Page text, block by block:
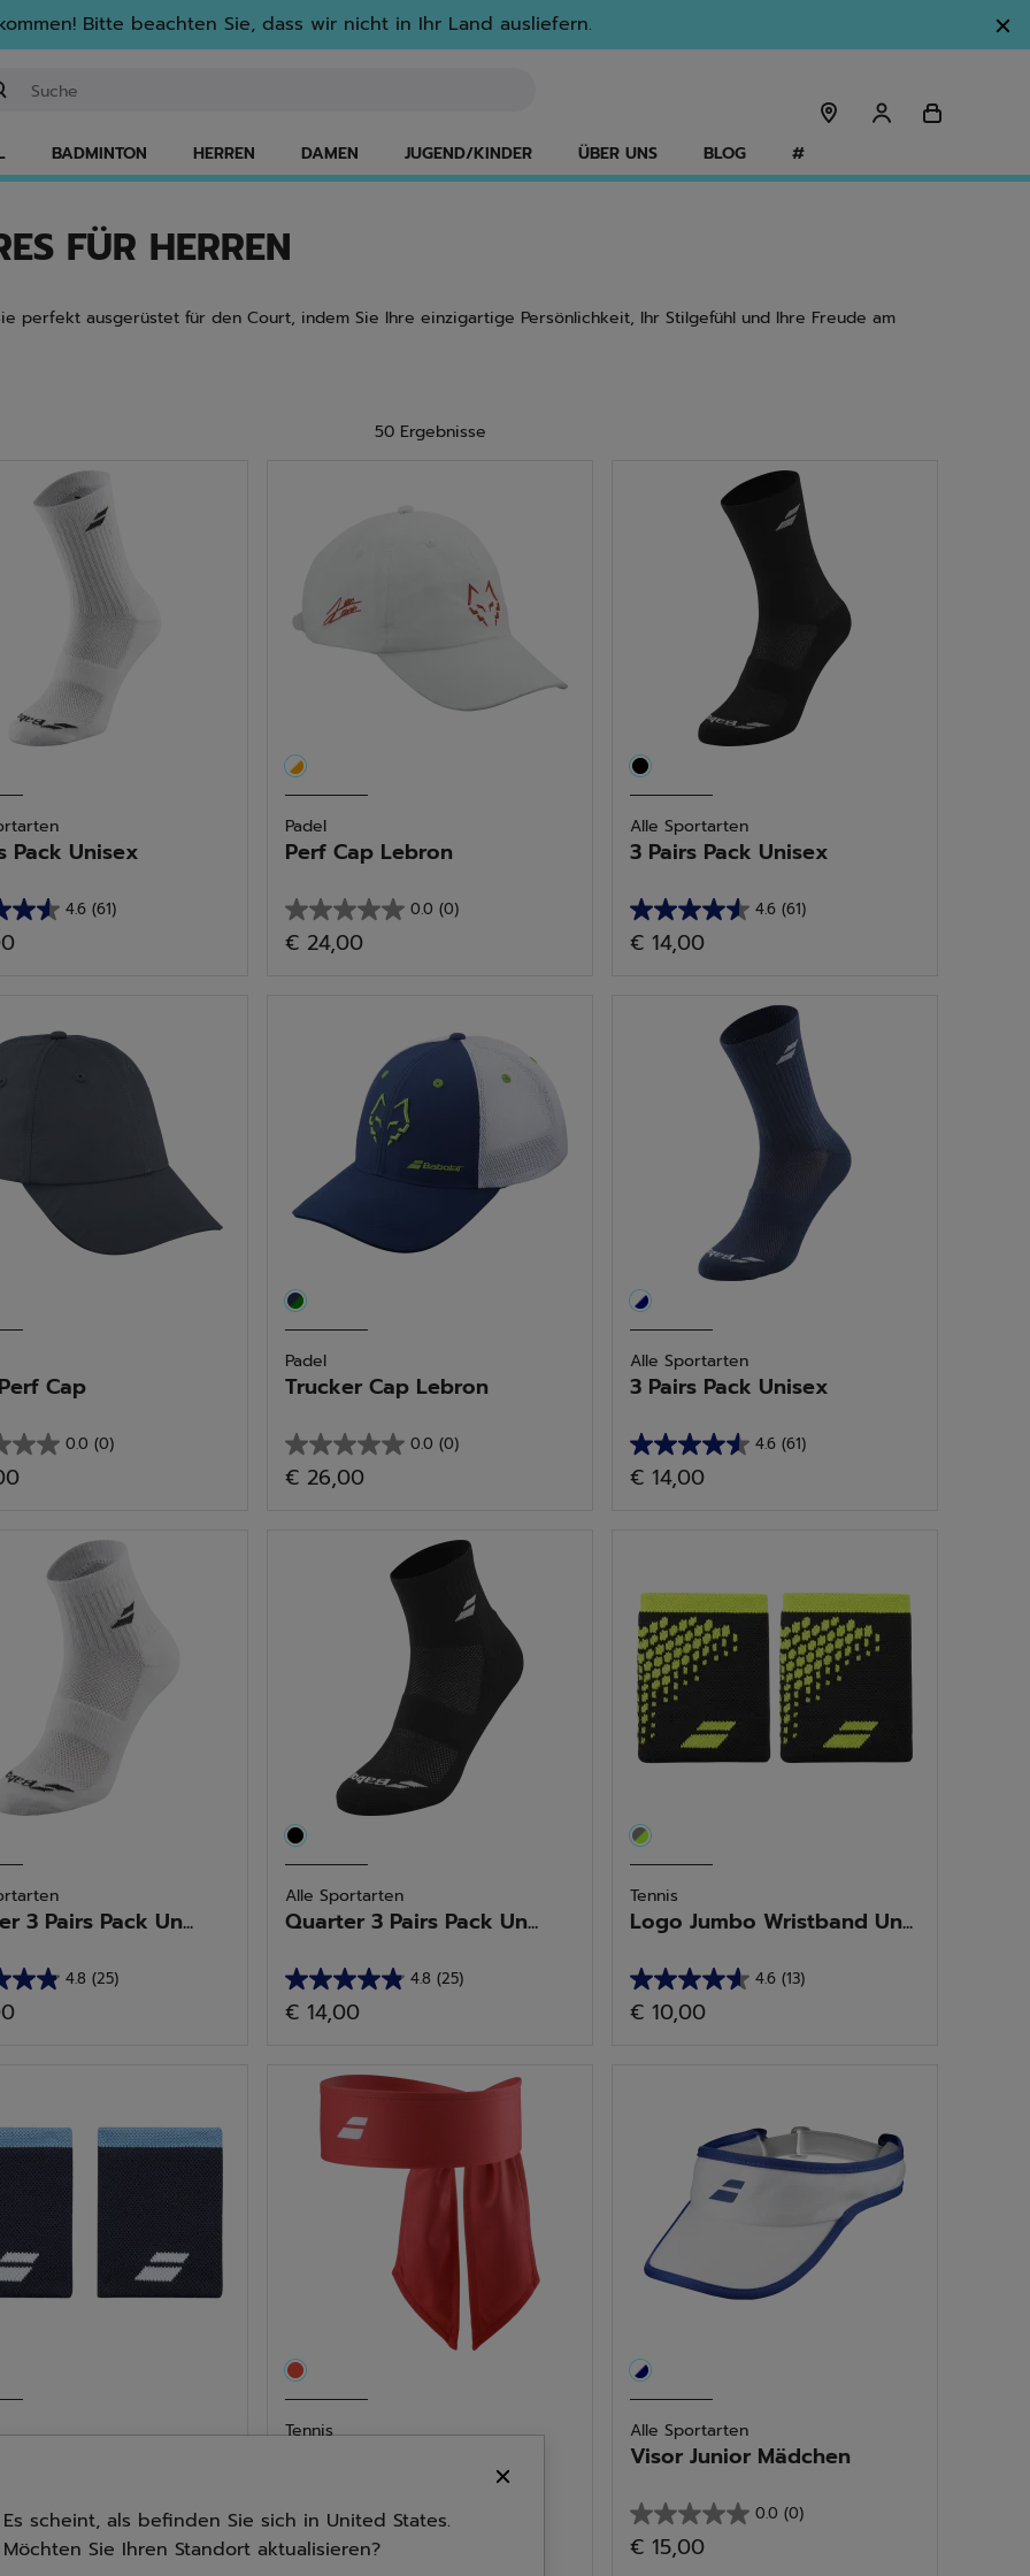
Bitte beachten Sie, dass wir nicht in Ihr Land ausliefern.
BADMINTON HERREN DAMEN JUGEND/KINDER ÜBER UNS BLOG #
FÜR HERREN
perfekt ausgerüstet für den Court, indem Sie Ihre einzigartige Persönlichkeit, Ihr Stilgefühl und Ihre Freude am
50 Ergebnisse
by Kategorie: Bekleidungsaccessoires
Pack Unisex
4.6 (61)
Padel
Perf Cap Lebron
0.0 (0)
0.0
von
€ 24,00
Alle Sportarten
3 Pairs Pack Unisex
4.6 (61)
4.6
von
Bewertungen
€ 14,00
Cap
0.0 (0)
Padel
Trucker Cap Lebron
0.0 (0)
0.0
von
€ 26,00
Alle Sportarten
3 Pairs Pack Unisex
4.6 (61)
4.6
von
Bewertungen
€ 14,00
3 Pairs Pack Un...
4.8 (25)
Alle Sportarten
Quarter 3 Pairs Pack Un...
4.8 (25)
4.8
von
Sternen.
Bewertungen
€ 14,00
Tennis
Logo Jumbo Wristband Un...
4.6 (13)
4.6
von
Bewertungen
€ 10,00
Wristband Un...
4.6 (13)
Tennis
0.0 (0)
0.0
von
€ 12,00
Alle Sportarten
Visor Junior Mädchen
0.0 (0)
0.0
von
€ 15,00
Es scheint, als befinden Sie sich in United States.
Möchten Sie Ihren Standort aktualisieren?